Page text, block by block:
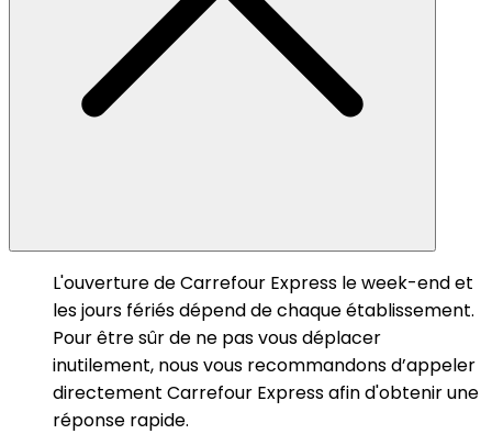
L'ouverture de Carrefour Express le week-end et
les jours fériés dépend de chaque établissement.
Pour être sûr de ne pas vous déplacer
inutilement, nous vous recommandons d’appeler
directement Carrefour Express afin d'obtenir une
réponse rapide.